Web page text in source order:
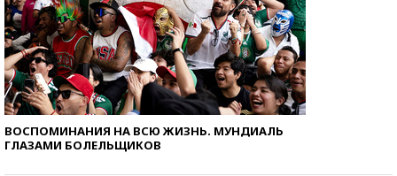
ВОСПОМИНАНИЯ НА ВСЮ ЖИЗНЬ. МУНДИАЛЬ
ГЛАЗАМИ БОЛЕЛЬЩИКОВ